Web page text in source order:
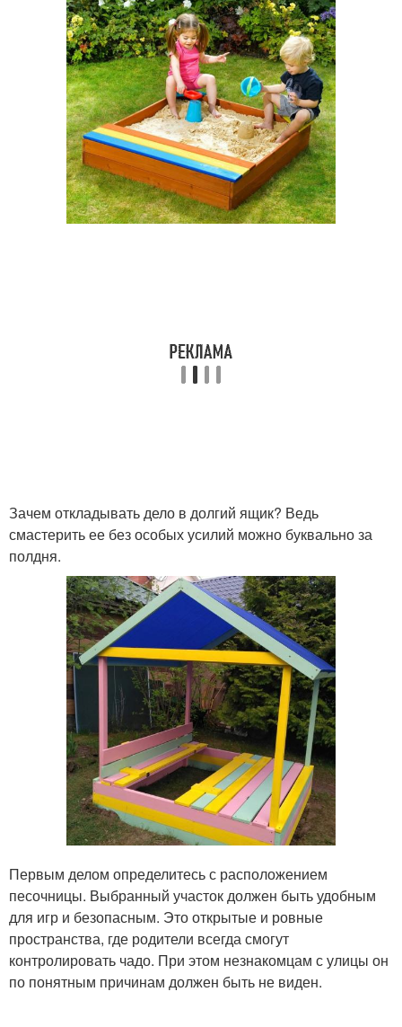
Зачем откладывать дело в долгий ящик? Ведь
смастерить ее без особых усилий можно буквально за
полдня.
Первым делом определитесь с расположением
песочницы. Выбранный участок должен быть удобным
для игр и безопасным. Это открытые и ровные
пространства, где родители всегда смогут
контролировать чадо. При этом незнакомцам с улицы он
по понятным причинам должен быть не виден.